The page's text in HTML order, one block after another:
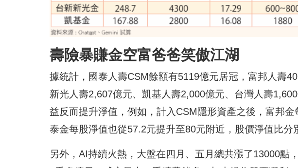
壽險暴賺金空富爸爸笑傲江湖
據統計，國泰人壽CSM餘額有5119億元居冠，富邦人壽
新光人壽2,607億元、凱基人壽2,000億元、台灣人壽
益反而提升淨值，例如，計入CSM隱形資產之後，富邦
泰金每股淨值也從57.2元提升至80元附近，股價淨值比分
另外，AI持續火熱，大盤在四月、五月總共漲了13000點